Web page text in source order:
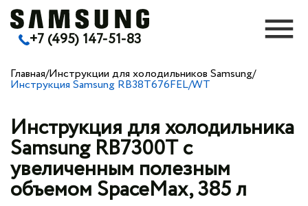
+7 (495) 147-51-83
Главная/Инструкции для холодильников Samsung/
Инструкция Samsung RB38T676FEL/WT
Инструкция для холодильника
Samsung RB7300T с
увеличенным полезным
объемом SpaceMax, 385 л